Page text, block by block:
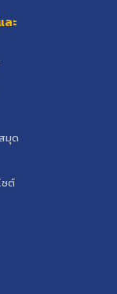
ะ
มุด
ซต์